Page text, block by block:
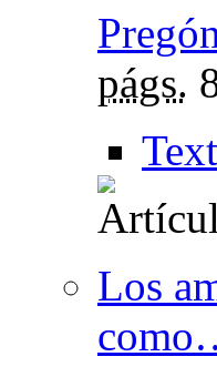
págs.
Los